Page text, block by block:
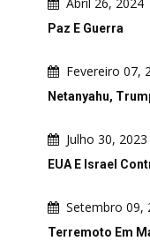
Abril 26, 2024
Paz E Guerra
Fevereiro 07,
Netanyahu,
Julho 30, 2023
EUA E Israel
Setembro 09,
Terremoto Em